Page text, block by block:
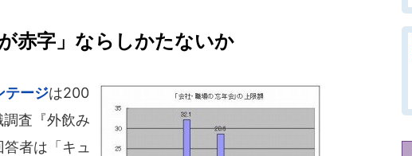
赤字」ならしかたないか
テージは200
査『外飲み
者は「キュ